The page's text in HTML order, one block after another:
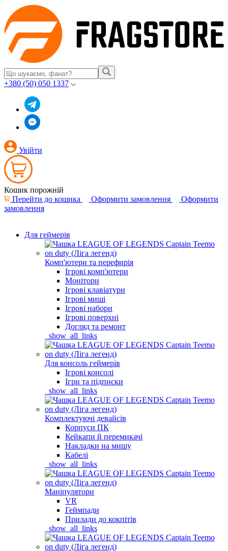
+380 (50) 050 1337
Увійти
Кошик порожній
Перейти до кошика
Оформити замовлення
Оформити
замовлення
Для геймерів
Комп'ютери та перефирія
Ігрові комп'ютери
Монітори
Ігрові клавіатури
Ігрові миші
Ігрові набори
Ігрові поверхні
Догляд та ремонт
_show_all_links
Для консоль геймерів
Ігрові консолі
Ігри та підписки
_show_all_links
Комплектуючі девайсів
Корпуси ПК
Кейкапи й перемикачі
Накладки на мишу
Кабелі
_show_all_links
Маніпулятори
VR
Геймпади
Прилади до кокпітів
_show_all_links